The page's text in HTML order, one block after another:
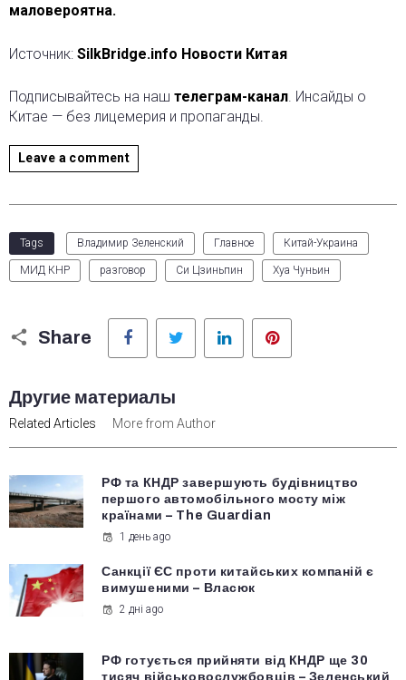
маловероятна.
Источник: SilkBridge.info Новости Китая
Подписывайтесь на наш телеграм-канал. Инсайды о
Китае — без лицемерия и пропаганды.
Leave a comment
Tags Владимир Зеленский Главное Китай-Украина
МИД КНР разговор Си Цзиньпин Хуа Чуньин
Share
Facebook Twitter LinkedIn
Другие материалы
Related Articles More from Author
РФ та КНДР завершують будівництво
першого автомобільного мосту між
країнами – The Guardian
1 день ago
Санкції ЄС проти китайських компаній є
вимушеними – Власюк
2 дні ago
РФ готується прийняти від КНДР ще 30
тисяч військовослужбовців – Зеленський